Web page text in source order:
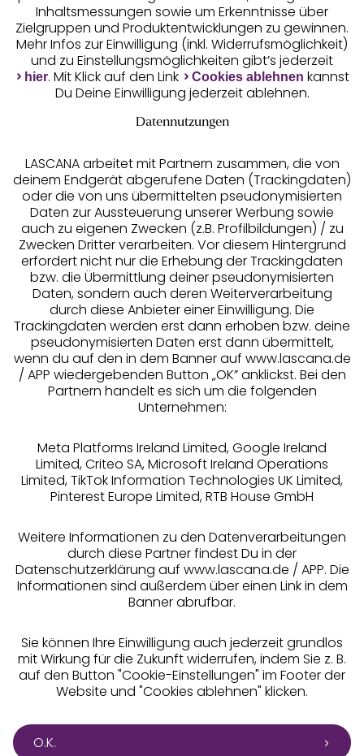
Unsere Apps
Services
Beratung
Über uns
Rechtliches
Alle Preise inkl. MwSt., zzgl.
Versandkosten
Inhaltsmessungen sowie um Erkenntnisse über
Zielgruppen und Produktentwicklungen zu gewinnen.
Mehr Infos zur Einwilligung (inkl. Widerrufsmöglichkeit)
und zu Einstellungsmöglichkeiten gibt’s jederzeit
hier. Mit Klick auf den Link Cookies ablehnen kannst
Du Deine Einwilligung jederzeit ablehnen.
Datennutzungen
LASCANA arbeitet mit Partnern zusammen, die von
deinem Endgerät abgerufene Daten (Trackingdaten)
oder die von uns übermittelten pseudonymisierten
Daten zur Aussteuerung unserer Werbung sowie
auch zu eigenen Zwecken (z.B. Profilbildungen) / zu
Zwecken Dritter verarbeiten. Vor diesem Hintergrund
erfordert nicht nur die Erhebung der Trackingdaten
bzw. die Übermittlung deiner pseudonymisierten
Daten, sondern auch deren Weiterverarbeitung
durch diese Anbieter einer Einwilligung. Die
Trackingdaten werden erst dann erhoben bzw. deine
pseudonymisierten Daten erst dann übermittelt,
wenn du auf den in dem Banner auf www.lascana.de
/ APP wiedergebenden Button „OK” anklickst. Bei den
Partnern handelt es sich um die folgenden
Unternehmen:
Meta Platforms Ireland Limited, Google Ireland
Limited, Criteo SA, Microsoft Ireland Operations
Limited, TikTok Information Technologies UK Limited,
Pinterest Europe Limited, RTB House GmbH
Weitere Informationen zu den Datenverarbeitungen
durch diese Partner findest Du in der
Datenschutzerklärung auf www.lascana.de / APP. Die
Informationen sind außerdem über einen Link in dem
Banner abrufbar.
Sie können Ihre Einwilligung auch jederzeit grundlos
mit Wirkung für die Zukunft widerrufen, indem Sie z. B.
auf den Button "Cookie-Einstellungen" im Footer der
Website und "Cookies ablehnen" klicken.
O.K.